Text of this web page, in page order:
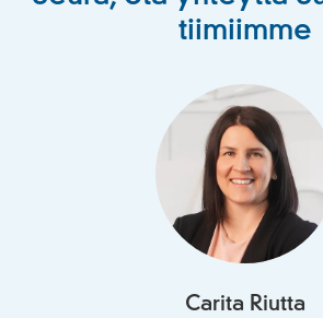
tiimiimme
Carita Riutta